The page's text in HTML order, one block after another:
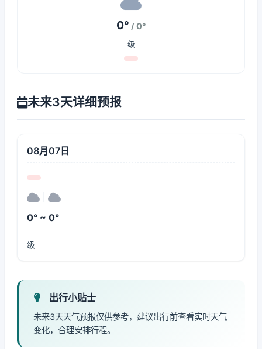
0° / 0°
级
未来3天详细预报
08月07日
0° ~ 0°
级
出行小贴士
未来3天天气预报仅供参考，建议出行前查看实时天气
变化，合理安排行程。